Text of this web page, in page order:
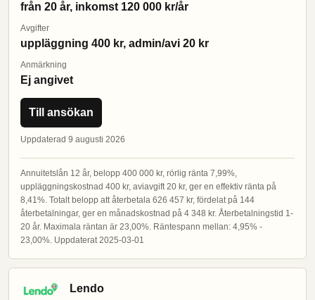
från 20 år, inkomst 120 000 kr/år
Avgifter
uppläggning 400 kr, admin/avi 20 kr
Anmärkning
Ej angivet
Till ansökan
Uppdaterad 9 augusti 2026
Annuitetslån 12 år, belopp 400 000 kr, rörlig ränta 7,99%,
uppläggningskostnad 400 kr, aviavgift 20 kr, ger en effektiv ränta på
8,41%. Totalt belopp att återbetala 626 457 kr, fördelat på 144
återbetalningar, ger en månadskostnad på 4 348 kr. Återbetalningstid 1-
20 år. Maximala räntan är 23,00%. Räntespann mellan: 4,95% -
23,00%. Uppdaterat 2025-03-01
Lendo